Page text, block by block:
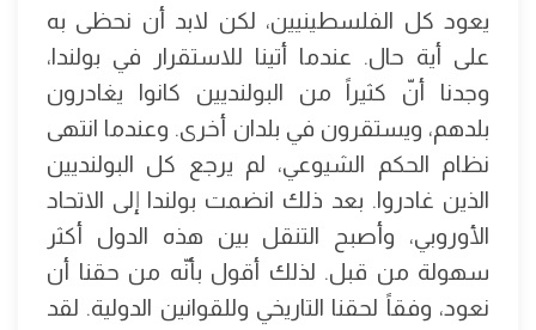
يعود كل الفلسطينيين، لكن لابد أن نحظى به
على أية حال. عندما أتينا للاستقرار في بولندا،
وجدنا أنّ كثيراً من البولنديين كانوا يغادرون
بلدهم، ويستقرون في بلدان أخرى. وعندما انتهى
نظام الحكم الشيوعي، لم يرجع كل البولنديين
الذين غادروا. بعد ذلك انضمت بولندا إلى الاتحاد
الأوروبي، وأصبح التنقل بين هذه الدول أكثر
سهولة من قبل. لذلك أقول بأنّه من حقنا أن
نعود، وفقاً لحقنا التاريخي وللقوانين الدولية. لقد